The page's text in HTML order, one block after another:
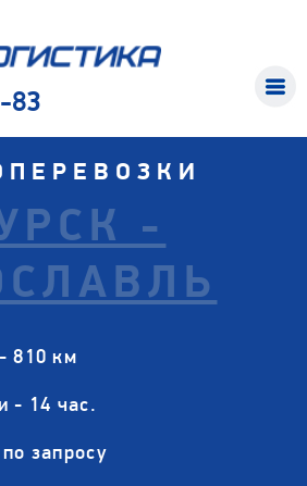
83
-
810 км
- 14 час.
запросу